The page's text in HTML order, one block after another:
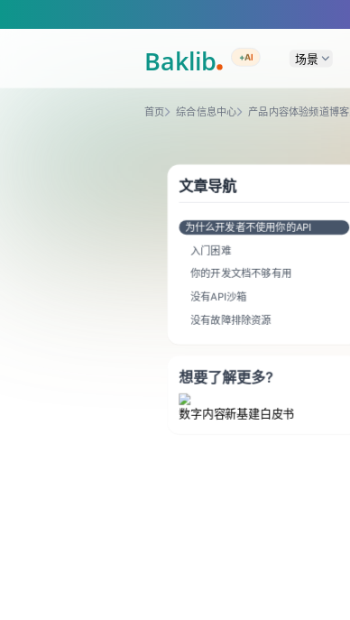
A Markdown version of this page is available at https://
+AI 场景
首页 综合信息中心 产品内容体验频道博客
文章导航
为什么开发者不使用你的API
入门困难
你的开发文档不够有用
没有API沙箱
没有故障排除资源
想要了解更多?
数字内容新基建白皮书